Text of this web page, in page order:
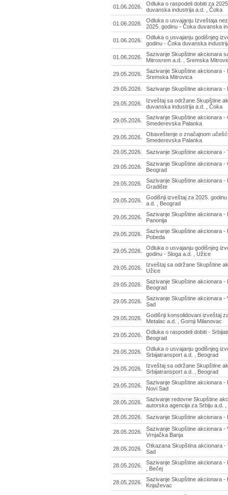
01.06.2026.
Odluka o raspodeli dobiti za
duvanska industrija a.d. , Čoka
01.06.2026.
Odluka o usvajanju Izveštaja
2025. godinu - Čoka duvanska
01.06.2026.
Odluka o usvajanju godišnjeg
godinu - Čoka duvanska
01.06.2026.
Sazivanje Skupštine akcionara
Mitrosrem a.d. , Sremska
29.05.2026.
Sazivanje Skupštine akcionara -
Sremska Mitrovica
29.05.2026.
Sazivanje Skupštine akcionara -
29.05.2026.
Izveštaj sa održane Skupštine
duvanska industrija a.d. , Čoka
29.05.2026.
Sazivanje Skupštine akcionara -
Smederevska Palanka
29.05.2026.
Obaveštenje o značajnom
Smederevska Palanka
29.05.2026.
Sazivanje Skupštine akcionara -
29.05.2026.
Sazivanje Skupštine akcionara -
Beograd
29.05.2026.
Sazivanje Skupštine akcionara -
Gradište
29.05.2026.
Godišnji izveštaj za 2025.
a.d. , Beograd
29.05.2026.
Sazivanje Skupštine akcionara -
Panonija
29.05.2026.
Sazivanje Skupštine akcionara -
Pobeda
29.05.2026.
Odluka o usvajanju godišnjeg
godinu - Sloga a.d. , Užice
29.05.2026.
Izveštaj sa održane Skupštine
Užice
29.05.2026.
Sazivanje Skupštine akcionara -
Beograd
29.05.2026.
Sazivanje Skupštine akcionara -
Sad
29.05.2026.
Godišnji konsolidovani izveštaj
Metalac a.d. , Gornji Milanovac
29.05.2026.
Odluka o raspodeli dobiti -
Beograd
29.05.2026.
Odluka o usvajanju godišnjeg
Srbijatransport a.d. , Beograd
29.05.2026.
Izveštaj sa održane Skupštine
Srbijatransport a.d. , Beograd
29.05.2026.
Sazivanje Skupštine akcionara -
Novi Sad
28.05.2026.
Sazivanje redovne Skupštine
autorska agencija za Srbiju a.d. ,
28.05.2026.
Sazivanje Skupštine akcionara -
28.05.2026.
Sazivanje Skupštine akcionara -
Vrnjačka Banja
28.05.2026.
Otkazana Skupština akcionara -
Sad
28.05.2026.
Sazivanje Skupštine akcionara -
, Bečej
28.05.2026.
Sazivanje Skupštine akcionara -
Knjaževac